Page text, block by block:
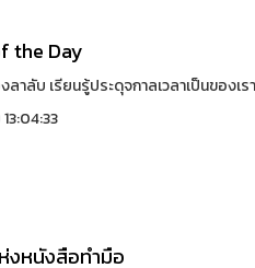
the Day
าลับ เรียนรู้ประดุจกาลเวลาเป็นของเ
งหนังสือทำมือ